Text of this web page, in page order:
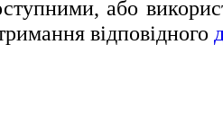
або
відповідного